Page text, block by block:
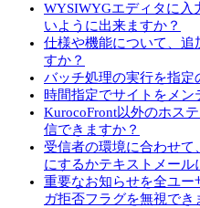
WYSIWYGエディタに入
いように出来ますか？
仕様や機能について、追
すか？
バッチ処理の実行を指定
時間指定でサイトをメン
KurocoFront以外のホス
信できますか？
受信者の環境に合わせ
にするかテキストメール
重要なお知らせを全ユー
ガ拒否フラグを無視でき